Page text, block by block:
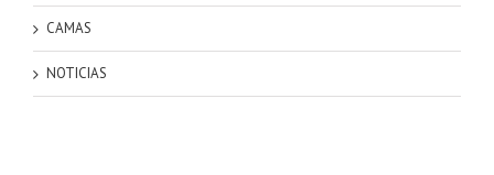
CAMAS
NOTICIAS